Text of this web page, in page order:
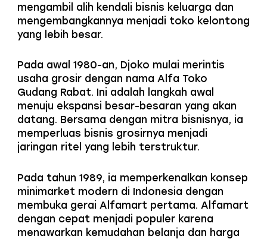
mengambil alih kendali bisnis keluarga dan
mengembangkannya menjadi toko kelontong
yang lebih besar.
Pada awal 1980-an, Djoko mulai merintis
usaha grosir dengan nama Alfa Toko
Gudang Rabat. Ini adalah langkah awal
menuju ekspansi besar-besaran yang akan
datang. Bersama dengan mitra bisnisnya, ia
memperluas bisnis grosirnya menjadi
jaringan ritel yang lebih terstruktur.
Pada tahun 1989, ia memperkenalkan konsep
minimarket modern di Indonesia dengan
membuka gerai Alfamart pertama. Alfamart
dengan cepat menjadi populer karena
menawarkan kemudahan belanja dan harga